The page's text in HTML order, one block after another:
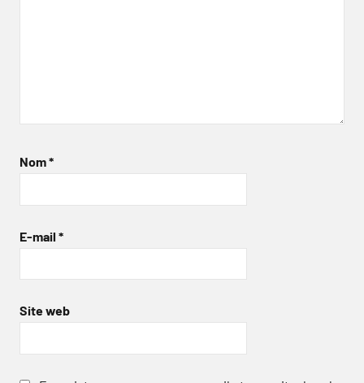
Nom*
E-mail *
Site web